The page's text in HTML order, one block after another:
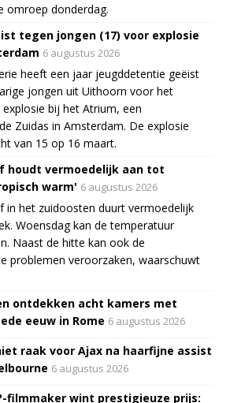
omroep donderdag.
tegen jongen (17) voor explosie
6 augustus 2026
heeft een jaar jeugddetentie geëist
jongen uit Uithoorn voor het
bij het Atrium, een
Zuidas in Amsterdam. De explosie
van 15 op 16 maart.
houdt vermoedelijk aan tot
warm' 6 augustus 2026
in het zuidoosten duurt vermoedelijk
Woensdag kan de temperatuur
Naast de hitte kan ook de
problemen veroorzaken, waarschuwt
ontdekken acht kamers met
eeuw in Rome 6 augustus 2026
raak voor Ajax na haarfijne assist
6 augustus 2026
filmmaker wint prestigieuze prijs: